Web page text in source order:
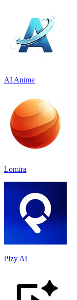
AI Anime
Lomira
Pizy Ai